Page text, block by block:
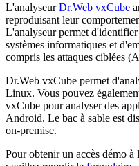
L'analyseurDr.Web vxCube
reproduisant leur
L'analyseur permet
systèmes informatiques et
compris les attaques ciblées
Dr.Web vxCube permet
Linux. Vous pouvez
vxCube pour analyser des
Android. Le bac à sable est
on-premise.
Pour obtenir un accès démo